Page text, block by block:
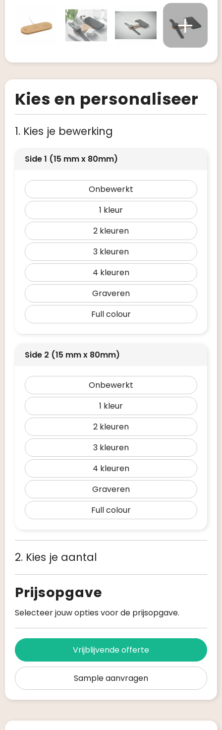
Kies en personaliseer
1. Kies je bewerking
Side 1 (15 mm x 80mm)
Onbewerkt
1
2
3
4
Graveren
Full colour
Side 2 (15 mm x 80mm)
Onbewerkt
1
2
3
4
Graveren
Full colour
2. Kies je aantal
Prijsopgave
Selecteer jouw opties voor de prijsopgave.
Vrijblijvende offerte
Sample aanvragen